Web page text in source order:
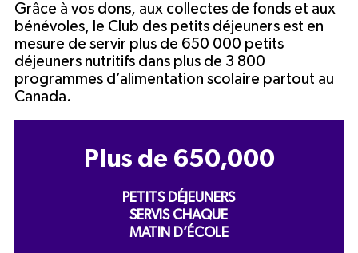
Grâce à vos dons, aux collectes de fonds et aux
bénévoles, le Club des petits déjeuners est en
mesure de servir plus de 650 000 petits
déjeuners nutritifs dans plus de 3 800
programmes d’alimentation scolaire partout au
Canada.
Plus de650,000
PETITS DÉJEUNERS
SERVIS CHAQUE
MATIN D’ÉCOLE